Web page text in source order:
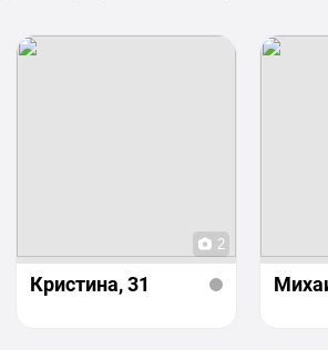
2
Кристина, 31